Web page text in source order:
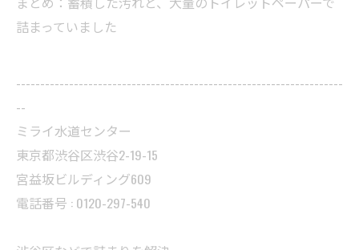
詰まっていました
--------------------------------------------------------------------
--
ミライ水道センター
東京都渋谷区渋谷2-19-15
宮益坂ビルディング609
電話番号 : 0120-297-540